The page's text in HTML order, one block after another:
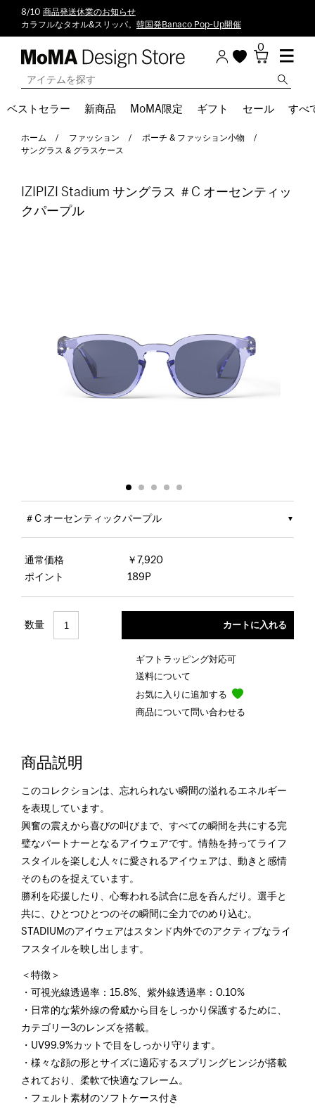
8/10 商品発送休業のお知らせ
カラフルなタオル&スリッパ。 韓国発Banaco Pop-Up開催
0
ベストセラー 新商品 MoMA限定 ギフト セール すべ
ホーム ファッション
ポーチ & ファッション小物
サングラス & グラスケース
IZIPIZI Stadium サングラス ＃C オーセンティッ
クパープル
＃C オーセンティックパープル
通常価格
￥7,920
ポイント
189P
数量
ギフトラッピング対応可
送料について
お気に入りに追加する
商品について問い合わせる
商品説明
このコレクションは、忘れられない瞬間の溢れるエネルギー
を表現しています。
興奮の震えから喜びの叫びまで、すべての瞬間を共にする完
璧なパートナーとなるアイウェアです。情熱を持ってライフ
スタイルを楽しむ人々に愛されるアイウェアは、動きと感情
そのものを捉えています。
勝利を応援したり、心奪われる試合に息を呑んだり。選手と
共に、ひとつひとつのその瞬間に全力でのめり込む。
STADIUMのアイウェアはスタンド内外でのアクティブなライ
フスタイルを映し出します。
＜特徴＞
・可視光線透過率：15.8%、紫外線透過率：0.10%
・日常的な紫外線の脅威から目をしっかり保護するために、
カテゴリー3のレンズを搭載。
・UV99.9%カットで目をしっかり守ります。
・様々な顔の形とサイズに適応するスプリングヒンジが搭載
されており、柔軟で快適なフレーム。
・フェルト素材のソフトケース付き